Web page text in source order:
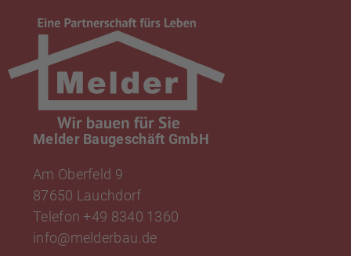
Melder Baugeschäft GmbH
Am Oberfeld 9
87650 Lauchdorf
Telefon +49 8340 1360
info@melderbau.de